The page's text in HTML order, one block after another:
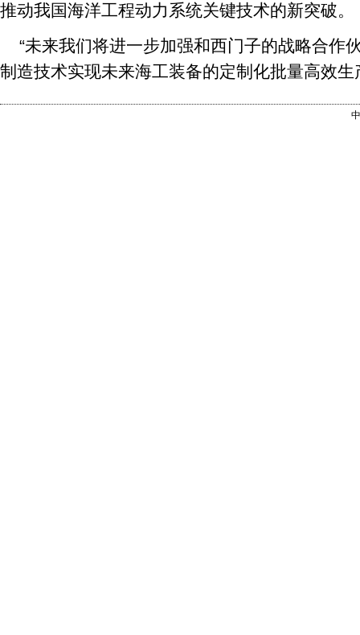
推动我国海洋工程动力系统关键技术的新突破。
“未来我们将进一步加强和西门子的战略合作
制造技术实现未来海工装备的定制化批量高效生